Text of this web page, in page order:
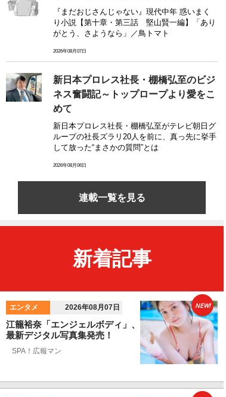
『まだおじさんじゃない』現代中年 惑いまく
り小説【第十章・第三話 堅山賢一編】「あり
がとう、さようなら」／鳥トマト
2026年08月07日
新日本プロレス社長・棚橋弘至のビジ
ネス奮闘記～トップロープより愛をこ
めて
新日本プロレス社長・棚橋弘至がテレビ朝日グ
ループの社長ズラリ20人を前に、真っ先に挙手
して放った“まさかの質問”とは
2026年08月06日
連載一覧を見る
新着記事
エンタメ 2026年08月07日
江籠裕奈「エンジェルボディ」、
最新デジタル写真集発売！
SPA！広報マン
NEW!